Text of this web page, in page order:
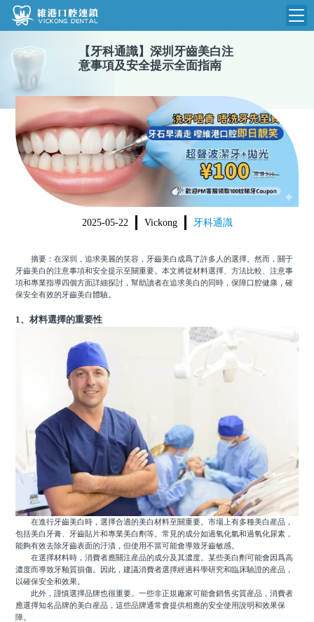
維港首頁
維港簡介
品牌介紹
環境設備
醫院新聞
收費標準
N
收費總表
植牙收費
根管收費
美學收費
常規收費
箍牙收費
醫生團隊
門診時間
【 牙科通識】 深圳牙齒美白注
意事項及安全提示全面指南
2025-05-22 Vickong 牙科通識
摘要：在深圳，追求美麗的笑容，牙齒美白成爲了許多人的選擇。然而，關于
牙齒美白的注意事項和安全提示至關重要。本文將從材料選擇、方法比較、注意事
項和專業指導四個方面詳細探討，幫助讀者在追求美白的同時，保障口腔健康，確
保安全有效的牙齒美白體驗。
1、材料選擇的重要性
在進行牙齒美白時，選擇合適的美白材料至關重要。市場上有多種美白産品，
包括美白牙膏、牙齒貼片和專業美白劑等。常見的成分如過氧化氫和過氧化尿素，
能夠有效去除牙齒表面的汙漬，但使用不當可能會導致牙齒敏感。
在選擇材料時，消費者應關注産品的成分及其濃度。某些美白劑可能會因爲高
濃度而導致牙釉質損傷。因此，建議消費者選擇經過科學研究和臨床驗證的産品，
以確保安全和效果。
此外，謹慎選擇品牌也很重要。一些非正規廠家可能會銷售劣質産品，消費者
應選擇知名品牌的美白産品，這些品牌通常會提供相應的安全使用說明和效果保
障。